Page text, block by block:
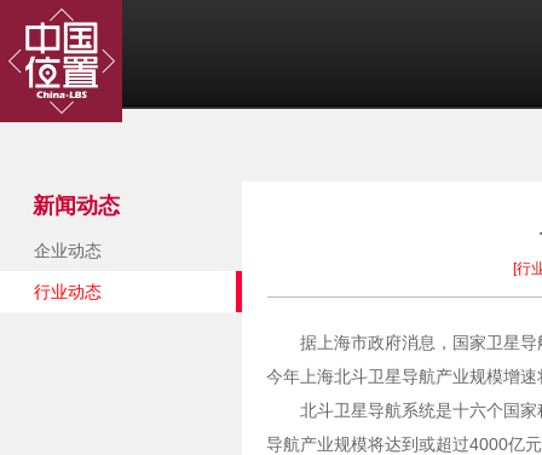
新闻动态
企业动态
行业动态
[行
据上海市政府消息，国家卫星
今年上海北斗卫星导航产业规模增
北斗卫星导航系统是十六个国
导航产业规模将达到或超过4000亿